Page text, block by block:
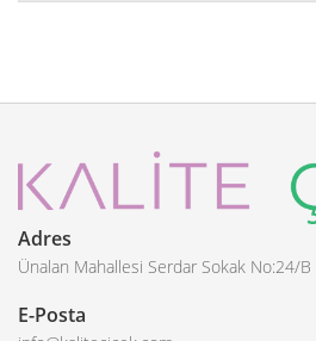
Adres
Ünalan Mahallesi Serdar Sokak No:24/
E-Posta